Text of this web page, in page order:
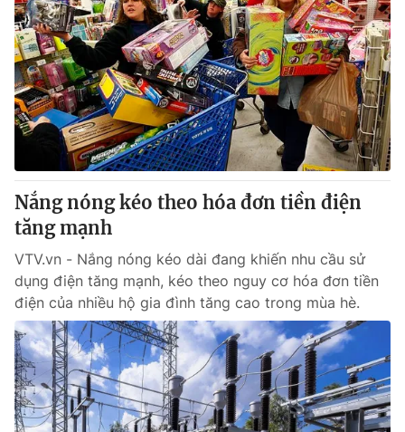
Liên hệ quảng cáo:024-7300.7108
® Cấm sao chép dưới mọi hình thức nếu không có sự chấp
thuận bằng văn bản. Ghi rõ nguồn VTV.vn khi phát hành lại
thông tin từ website này.
Nắng nóng kéo theo hóa đơn tiền điện
tăng mạnh
VTV.vn - Nắng nóng kéo dài đang khiến nhu cầu sử
dụng điện tăng mạnh, kéo theo nguy cơ hóa đơn tiền
điện của nhiều hộ gia đình tăng cao trong mùa hè.